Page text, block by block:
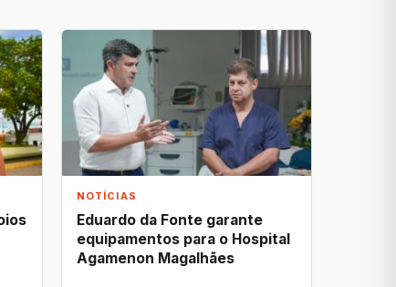
NOTÍCIAS
Eduardo da Fonte garante
equipamentos para o Hospital
Agamenon Magalhães